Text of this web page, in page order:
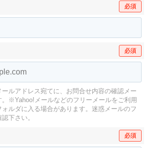
必須
必須
ルアドレス宛てに、お問合せ内容の確認メー
※Yahoo!メールなどのフリーメールをご利用
ルダに入る場合があります。 迷惑メールのフ
下さい。
必須